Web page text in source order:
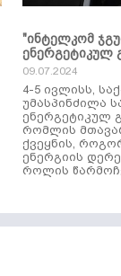
"ინტელკომ
ენერგეტიკულ
09.07.2024
4-5 ივლისს,
უმასპინძილა
ენერგეტიკულ
რომლის
ქვეყნის,
ენერგიის
როლის